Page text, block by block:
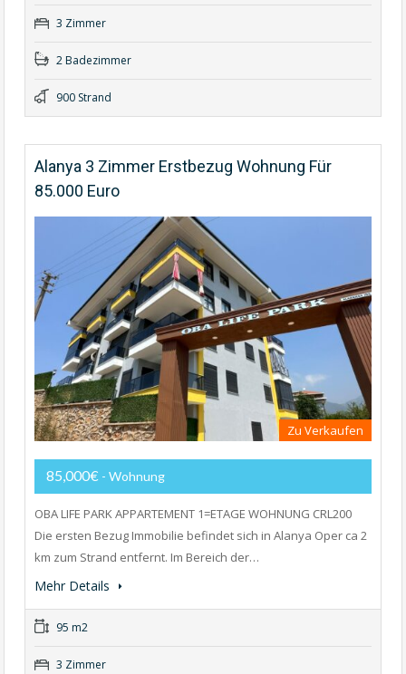
3 Zimmer
2 Badezimmer
900 Strand
Alanya 3 Zimmer Erstbezug Wohnung Für
85.000 Euro
Zu Verkaufen
85,000€ - Wohnung
OBA LIFE PARK APPARTEMENT 1=ETAGE WOHNUNG CRL200
Die ersten Bezug Immobilie befindet sich in Alanya Oper ca 2
km zum Strand entfernt. Im Bereich der…
Mehr Details
95 m2
3 Zimmer